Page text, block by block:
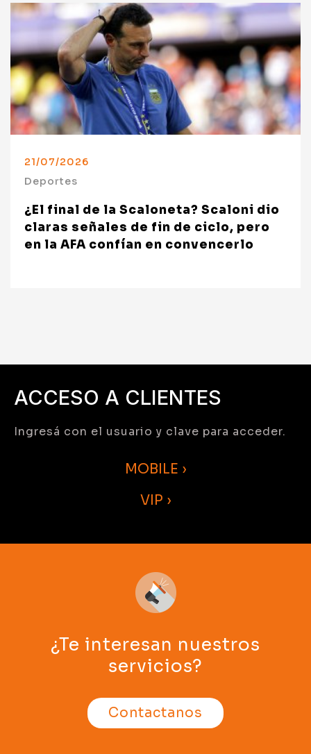
21/07/2026
Deportes
¿El final de la Scaloneta? Scaloni dio
claras señales de fin de ciclo, pero
en la AFA confían en convencerlo
ACCESO A CLIENTES
Ingresá con el usuario y clave para acceder.
MOBILE ›
VIP ›
¿Te interesan nuestros
servicios?
Contactanos